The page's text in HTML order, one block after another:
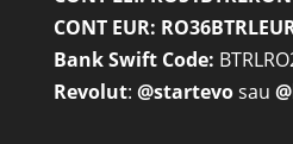
CONT EUR:
Bank Swift Code:
Revolut: @startevosau